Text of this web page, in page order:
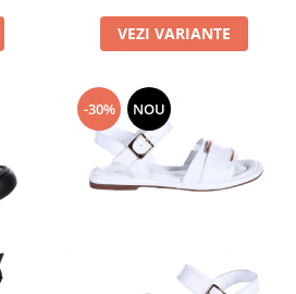
VEZI VARIANTE
-30% NOU